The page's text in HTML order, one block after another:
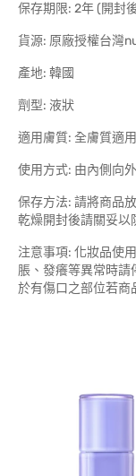
保存期限: 2年 (開封
貨源: 原廠授權台灣
產地: 韓國
劑型: 液狀
適用膚質: 全膚質適用
使用方式: 由內側向
保存方法: 請將商品
乾燥開封後請關妥以
注意事項: 化妝品使
脹、發癢等異常時請
於有傷口之部位若商